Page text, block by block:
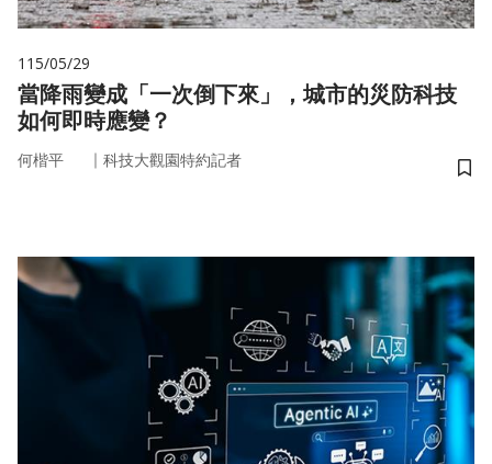
115/05/29
當降雨變成「一次倒下來」，城市的災防科技
如何即時應變？
何楷平 ｜ 科技大觀園特約記者
儲